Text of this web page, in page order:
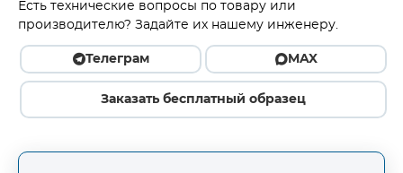
Есть технические вопросы по товару или
производителю? Задайте их нашему инженеру.
Телеграм MAX
Заказать бесплатный образец